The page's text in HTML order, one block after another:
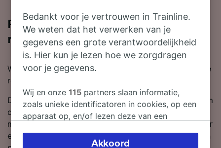
Per trein van Murat naar Amiens
reizen
Wil je per trein van Murat naar Amiens reizen? Begin je
reis bij ons.
De gemiddelde tijd is ongeveer 11 uur en 6 minuten om
de afstand van Murat naar Amiens per trein te reizen,
maar met de snelste dienstregeling kun je er al in 8 uur
en 5 minuten zijn. Er rijden meestal ongeveer 7 treinen
Bedankt voor je vertrouwen in Trainline.
We weten dat het verwerken van je
gegevens een grote verantwoordelijkheid
is. Hier kun je lezen hoe we zorgdragen
voor je gegevens.
Wij en onze115 partners slaan informatie,
zoals unieke identificatoren in cookies, op een
apparaat op, en/of lezen deze van een
verwerken. Je kunt je instellingen bevestigen
Akkoord